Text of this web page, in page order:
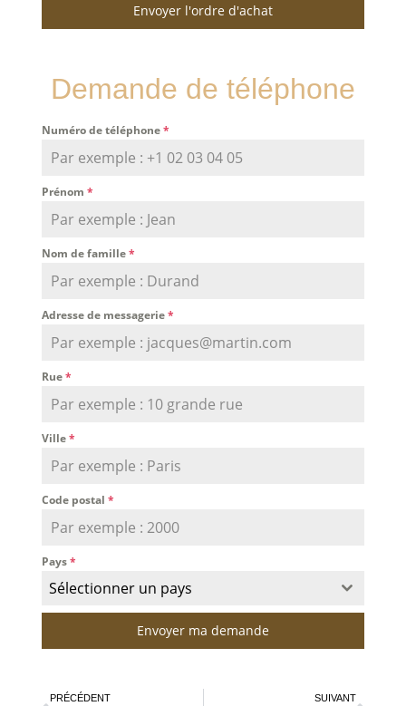
Envoyer l'ordre d'achat
Demande de téléphone
Numéro de téléphone*
Prénom *
Nom de famille*
Adresse de messagerie*
Rue*
Ville*
Code postal *
Pays*
Sélectionner un pays
Envoyer ma demande
PRÉCÉDENT SUIVANT